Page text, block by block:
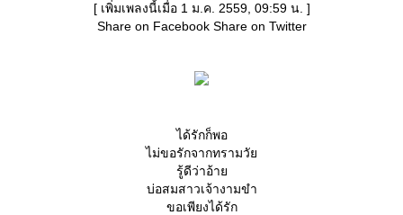
[ เพิ่มเพลงนี้เมื่อ 1 ม.ค. 2559, 09:59 น. ]
Share on Facebook Share on Twitter
ได้รักก็พอ
ไม่ขอรักจากทรามวั
รู้ดีว่าอ้า
บ่อสมสาวเจ้างามขำ
ขอเพียงได้รัก